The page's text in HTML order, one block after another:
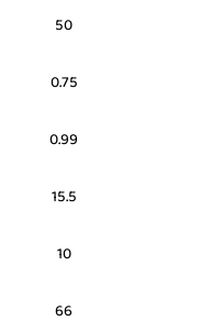
50
0.75
0.99
15.5
10
66